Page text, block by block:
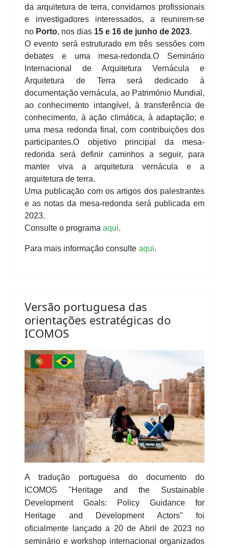
da arquitetura de terra, convidamos profissionais
e investigadores interessados, a reunirem-se
no Porto, nos dias 15 e 16 de junho de 2023.
O evento será estruturado em três sessões com
debates e uma mesa-redonda.O Seminário
Internacional de Arquitetura Vernácula e
Arquitetura de Terra será dedicado à
documentação vernácula, ao Património Mundial,
ao conhecimento intangível, à transferência de
conhecimento, à ação climática, à adaptação; e
uma mesa redonda final, com contribuições dos
participantes.O objetivo principal da mesa-
redonda será definir caminhos a seguir, para
manter viva a arquitetura vernácula e a
arquitetura de terra.
Uma publicação com os artigos dos palestrantes
e as notas da mesa-redonda será publicada em
2023.
Consulte o programa aqui.
Para mais informação consulte aqui.
Versão portuguesa das
orientações estratégicas do
ICOMOS
A tradução portuguesa do documento do
ICOMOS "Heritage and the Sustainable
Development Goals: Policy Guidance for
Heritage and Development Actors" foi
oficialmente lançado a 20 de Abril de 2023 no
seminário e workshop internacional organizados